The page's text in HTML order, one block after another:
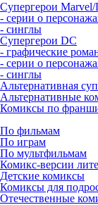
Супергерои
- серии о
- синглы
Супергерои DC
- графические
- серии о
- синглы
Альтернативная
Альтернативные
Комиксы по
По фильмам
По играм
По мультфильмам
Комикс-версии
Детские комиксы
Комиксы для
Отечественные